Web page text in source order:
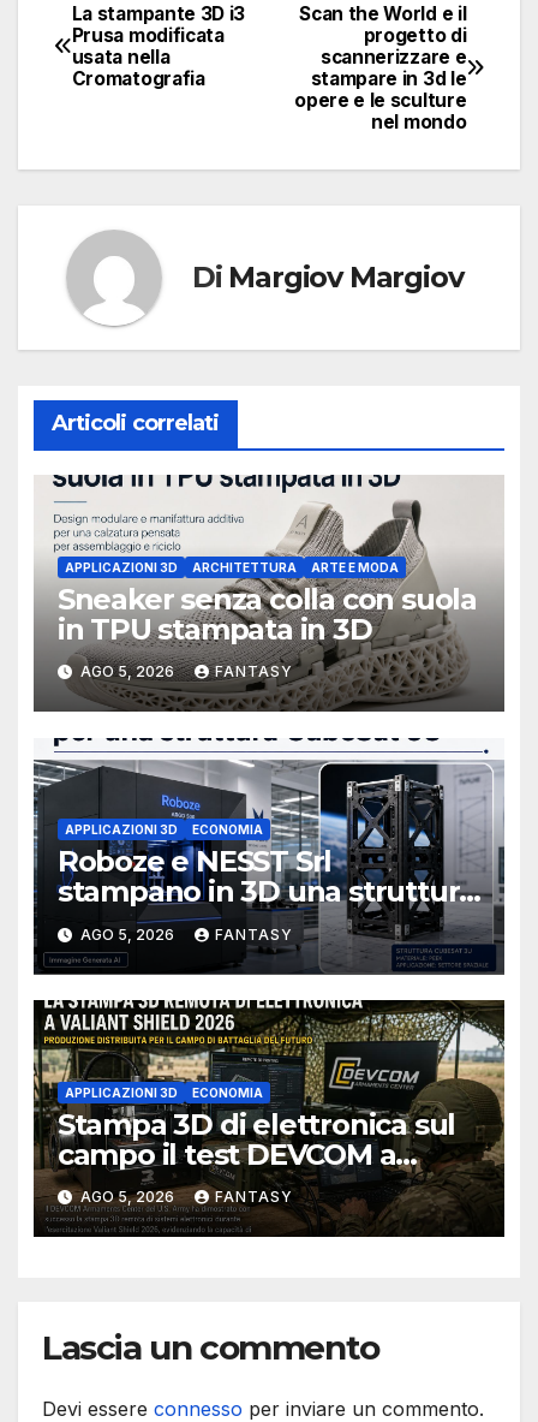
Navigazione
articoli
Scan the World e il
progetto di
scannerizzare e
stampare in 3d le
opere e le sculture
nel mondo
La stampante 3D i3
Prusa modificata
usata nella
Cromatografia
Di Margiov Margiov
Articoli correlati
APPLICAZIONI 3D ARCHITETTURA ARTE E MODA
Sneaker senza colla con suola
in TPU stampata in 3D
AGO 5, 2026 FANTASY
APPLICAZIONI 3D ECONOMIA
Roboze e NESST Srl
stampano in 3D una struttura
CubeSat 3U in Carbon PEEK
AGO 5, 2026 FANTASY
APPLICAZIONI 3D ECONOMIA
Stampa 3D di elettronica sul
campo il test DEVCOM a
Valiant Shield 2026
AGO 5, 2026 FANTASY
Lascia un commento
Devi essere connesso per inviare un commento.